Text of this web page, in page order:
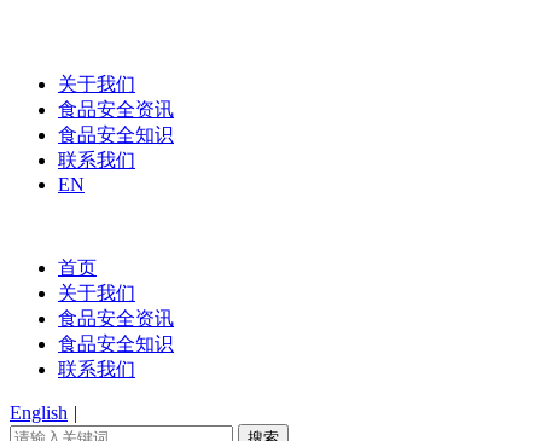
关于我们
食品安全资讯
食品安全知识
联系我们
EN
首页
关于我们
食品安全资讯
食品安全知识
联系我们
English |